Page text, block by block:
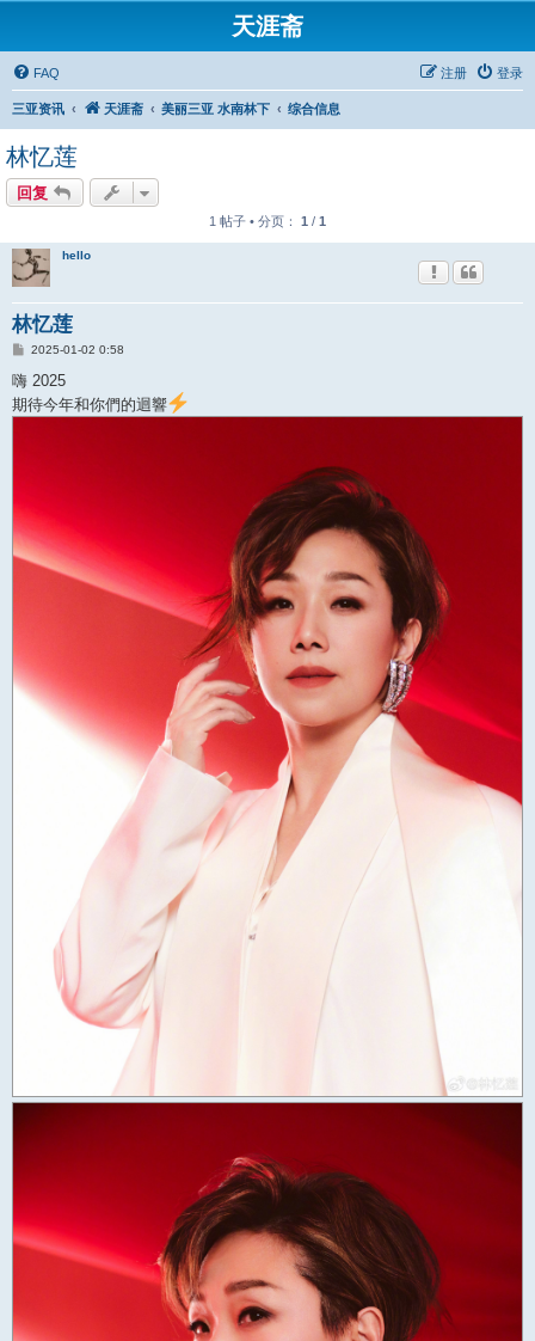
天涯斋
FAQ 登录
注册
三亚资讯 天涯斋 美丽三亚 水南林下 综合信息
林忆莲
回复
1 帖子 • 分页： 1 / 1
hello
林忆莲
帖
2025-01-02 0:58
嗨 2025
期待今年和你們的迴響